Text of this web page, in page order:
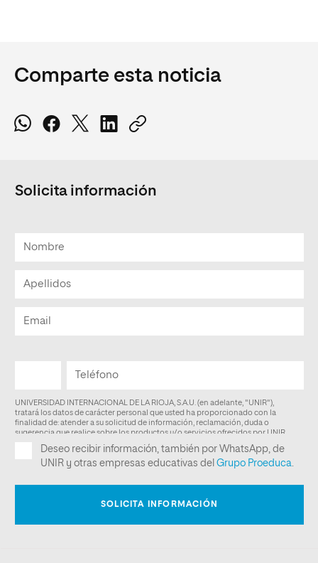
Comparte esta noticia
Solicita información